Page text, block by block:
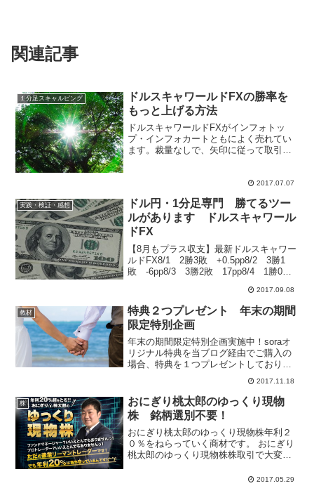
関連記事
１分足スキャルピング
ドルスキャワールドFXの勝率を
もっと上げる方法
ドルスキャワールドFXがインフォトッ
プ・インフォカートともによく売れてい
ます。裁量なしで、矢印に従って取引す
取引履歴も販社ブログにて公開していま
すので、嘘のつきようの...
2017.07.07
実践・検証・感想
ドル円・1分足専門 勝てるツー
ルがあります ドルスキャワール
ドFX
【8月もプラス収支】最新ドルスキャワー
ルドFX8/1 2勝3敗 +0.5pp8/2 3勝1
敗 -6pp8/3 3勝2敗 17pp8/4 1勝0
敗 -5pp8/9 4勝2敗 1.5pp... 2017.09.08
教材
特典２つプレゼント 年末の期間
限定特別企画
年末の期間限定特別企画実施中！soraオ
リジナル特典を当ブログ経由でご購入の
場合、特典を１つプレゼントしておりま
すが、ブログ読者様から特典Aと特典Cが
欲しい！特典Cが欲しいが、特典Dも気に
なる！というお声を多くいただきます。
そこで、ボーナス...
2017.11.18
株
おにぎり桃太郎のゆっくり現物
株 銘柄選別不要！
おにぎり桃太郎のゆっくり現物株年利２
０％をねらっていく商材です。 おにぎり
桃太郎のゆっくり現物株株取引で大変な
ールで取引するので、一切の裁量が不
2017.05.29